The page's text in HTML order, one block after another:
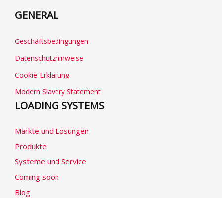
GENERAL
Geschäftsbedingungen
Datenschutzhinweise
Cookie-Erklärung
Modern Slavery Statement
LOADING SYSTEMS
Märkte und Lösungen
Produkte
Systeme und Service
Coming soon
Blog